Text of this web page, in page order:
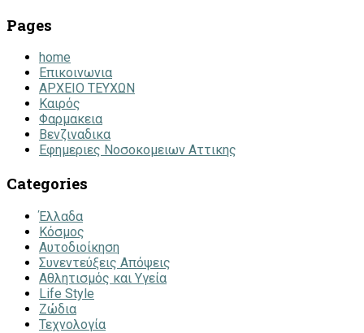
Pages
home
Επικοινωνια
ΑΡΧΕΙΟ ΤΕΥΧΩΝ
Καιρός
Φαρμακεια
Βενζιναδικα
Εφημεριες Νοσοκομειων Αττικης
Categories
Έλλαδα
Κόσμος
Αυτοδιοίκηση
Συνεντεύξεις Απόψεις
Αθλητισμός και Υγεία
Life Style
Ζώδια
Τεχνολογία